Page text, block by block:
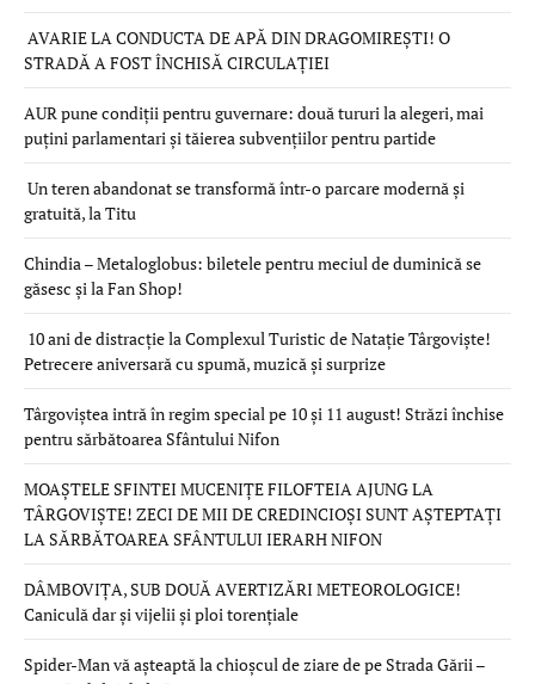
AVARIE LA CONDUCTA DE APĂ DIN DRAGOMIREȘTI! O
STRADĂ A FOST ÎNCHISĂ CIRCULAȚIEI
AUR pune condiții pentru guvernare: două tururi la alegeri, mai
puțini parlamentari și tăierea subvențiilor pentru partide
Un teren abandonat se transformă într-o parcare modernă și
gratuită, la Titu
Chindia – Metaloglobus: biletele pentru meciul de duminică se
găsesc și la Fan Shop!
10 ani de distracție la Complexul Turistic de Natație Târgoviște!
Petrecere aniversară cu spumă, muzică și surprize
Târgoviștea intră în regim special pe 10 și 11 august! Străzi închise
pentru sărbătoarea Sfântului Nifon
MOAȘTELE SFINTEI MUCENIȚE FILOFTEIA AJUNG LA
TÂRGOVIȘTE! ZECI DE MII DE CREDINCIOȘI SUNT AȘTEPTAȚI
LA SĂRBĂTOAREA SFÂNTULUI IERARH NIFON
DÂMBOVIȚA, SUB DOUĂ AVERTIZĂRI METEOROLOGICE!
Caniculă dar și vijelii și ploi torențiale
Spider-Man vă așteaptă la chioșcul de ziare de pe Strada Gării –